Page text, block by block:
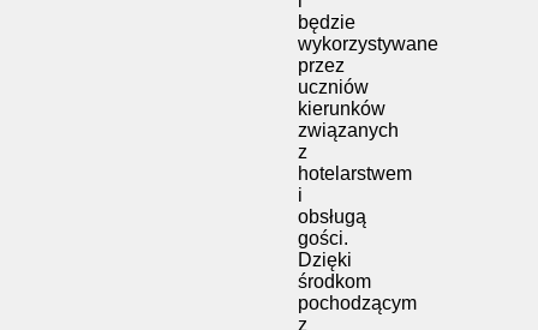
będzie
wykorzystywane
przez
uczniów
kierunków
związanych
z
hotelarstwem
i
obsługą
gości.
Dzięki
środkom
pochodzącym
z